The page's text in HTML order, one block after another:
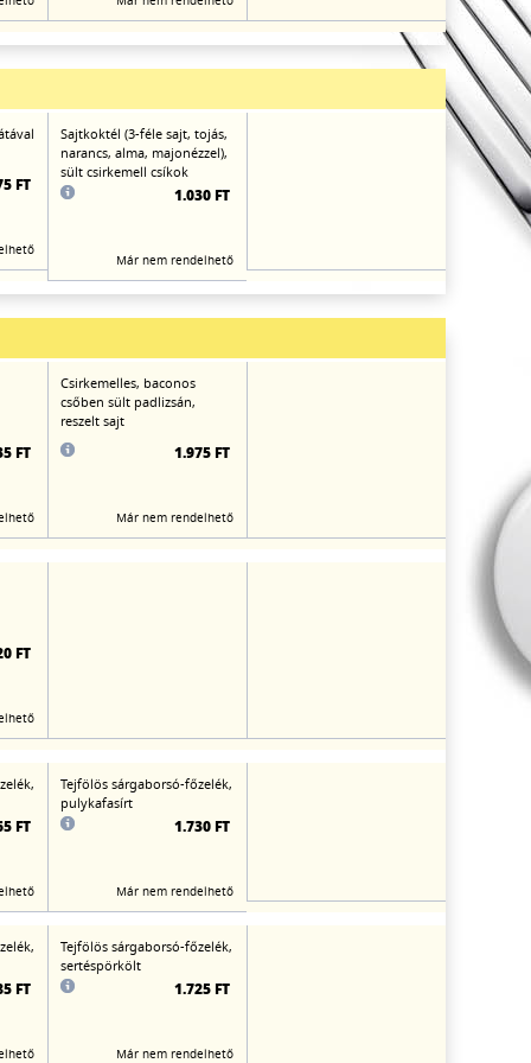
FT
Sajtkoktél (3-féle sajt, tojás,
narancs, alma, majonézzel),
sült csirkemell csíkok
1.030 FT
Már nem rendelhető
FT
Csirkemelles, baconos
csőben sült padlizsán,
reszelt sajt
1.975 FT
Már nem rendelhető
FT
FT
Tejfölös sárgaborsó-főzelék,
pulykafasírt
1.730 FT
Már nem rendelhető
FT
Tejfölös sárgaborsó-főzelék,
sertéspörkölt
1.725 FT
Már nem rendelhető